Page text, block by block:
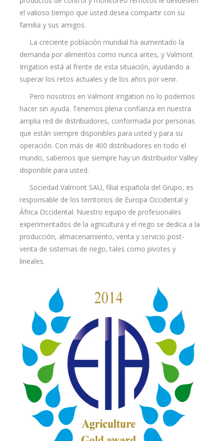
el valioso tiempo que usted desea compartir con su
familia y sus amigos.
La creciente población mundial ha aumentado la
demanda por alimentos como nunca antes, y Valmont
Irrigation está al frente de esta situación, ayudando a
superar los retos actuales y de los años por venir.
Pero nosotros en Valmont Irrigation no lo podemos
hacer sin ayuda. Tenemos plena confianza en nuestra
amplia red de distribuidores, conformada por personas
que están siempre disponibles para usted y para su
operación. Con más de 400 distribuidores en todo el
mundo, sabemos que siempre hay un distribuidor Valley
disponible para usted.
Sociedad Valmont SAU, filial española del Grupo, es
responsable de los territorios de Europa Occidental y
África Occidental. Nuestro equipo de profesionales
experimentados de la agricultura y el riego se dedica a la
producción, almacenamiento, venta y servicio post-
venta de sistemas de riego, tales como pivotes y
lineales.